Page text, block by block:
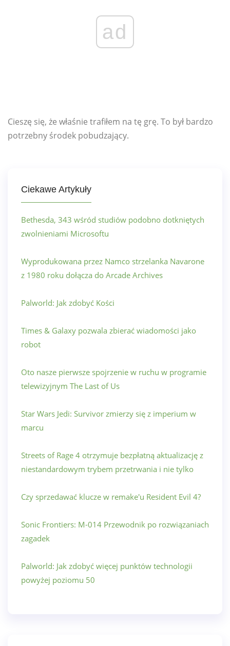
ad
Cieszę się, że właśnie trafiłem na tę grę. To był bardzo
potrzebny środek pobudzający.
Ciekawe Artykuły
Bethesda, 343 wśród studiów podobno dotkniętych
zwolnieniami Microsoftu
Wyprodukowana przez Namco strzelanka Navarone
z 1980 roku dołącza do Arcade Archives
Palworld: Jak zdobyć Kości
Times & Galaxy pozwala zbierać wiadomości jako
robot
Oto nasze pierwsze spojrzenie w ruchu w programie
telewizyjnym The Last of Us
Star Wars Jedi: Survivor zmierzy się z imperium w
marcu
Streets of Rage 4 otrzymuje bezpłatną aktualizację z
niestandardowym trybem przetrwania i nie tylko
Czy sprzedawać klucze w remake'u Resident Evil 4?
Sonic Frontiers: M-014 Przewodnik po rozwiązaniach
zagadek
Palworld: Jak zdobyć więcej punktów technologii
powyżej poziomu 50